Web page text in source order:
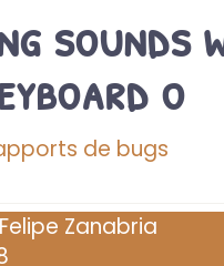
sounds
o
de bugs
Felipe Zanabria